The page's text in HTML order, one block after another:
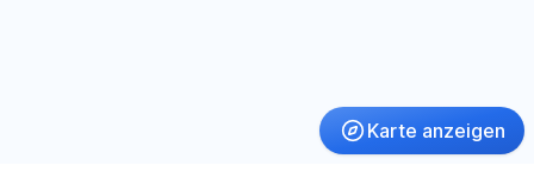
Karte anzeigen